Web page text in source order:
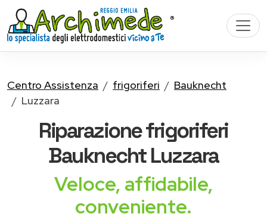
Centro Assistenza frigoriferi
Bauknecht
Luzzara
Riparazionefrigoriferi
BauknechtLuzzara
Veloce, affidabile,
conveniente.